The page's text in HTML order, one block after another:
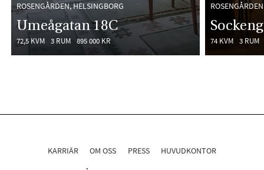
ROSENGÅRDEN, HELSINGBORG
Umeågatan 18C
72,5 KVM 3 RUM 895 000 KR 74 KVM 3 RUM
KARRIÄR OM OSS PRESS HUVUDKONTOR